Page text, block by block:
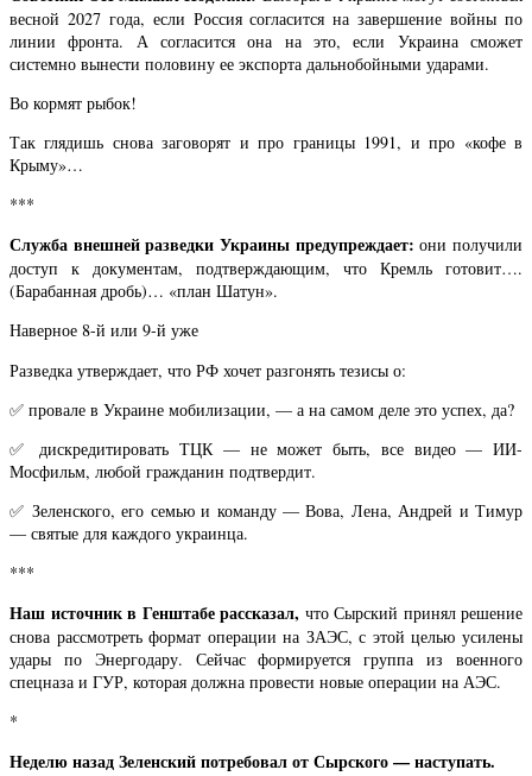
весной 2027 года, если Россия согласится на завершение войны по
линии фронта. А согласится она на это, если Украина сможет
системно вынести половину ее экспорта дальнобойными ударами.
Во кормят рыбок!
Так глядишь снова заговорят и про границы 1991, и про «кофе в
Крыму»…
***
Служба внешней разведки Украины предупреждает: они получили
доступ к документам, подтверждающим, что Кремль готовит….
(Барабанная дробь)… «план Шатун».
Наверное 8-й или 9-й уже
Разведка утверждает, что РФ хочет разгонять тезисы о:
✅ провале в Украине мобилизации, — а на самом деле это успех, да?
✅ дискредитировать ТЦК — не может быть, все видео — ИИ-
Мосфильм, любой гражданин подтвердит.
✅ Зеленского, его семью и команду — Вова, Лена, Андрей и Тимур
— святые для каждого украинца.
***
Наш источник в Генштабе рассказал, что Сырский принял решение
снова рассмотреть формат операции на ЗАЭС, с этой целью усилены
удары по Энергодару. Сейчас формируется группа из военного
спецназа и ГУР, которая должна провести новые операции на АЭС.
*
Неделю назад Зеленский потребовал от Сырского — наступать.